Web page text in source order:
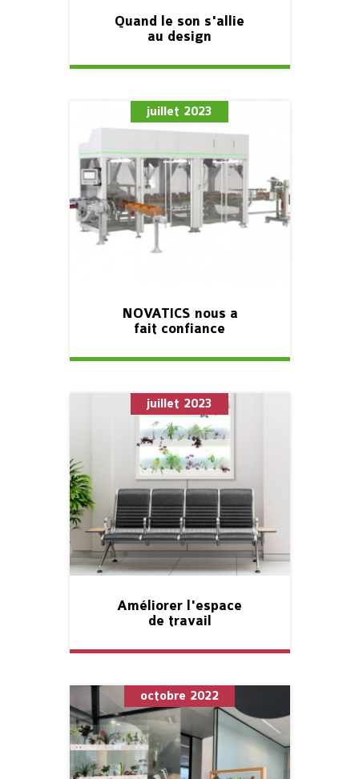
Quand le son s'allie
au design
juillet 2023
NOVATICS nous a
fait confiance
juillet 2023
Améliorer l'espace
de travail
octobre 2022